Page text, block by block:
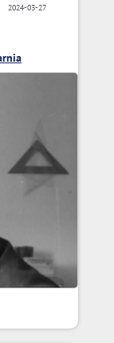
2024-03-27